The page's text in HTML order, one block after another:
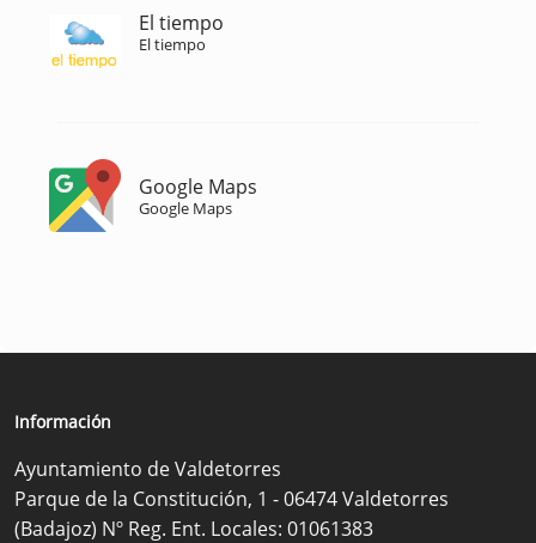
El tiempo
El tiempo
Google Maps
Google Maps
Información
Ayuntamiento de Valdetorres
Parque de la Constitución, 1 - 06474 Valdetorres
(Badajoz) Nº Reg. Ent. Locales: 01061383